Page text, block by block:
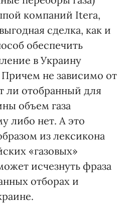
компаний Itera,
сделка, как и
обеспечить
в Украину
не зависимо от
ли отобранный для
объем газа
либо нет. А это
из лексикона
«газовых»
исчезнуть фраза
отборах и